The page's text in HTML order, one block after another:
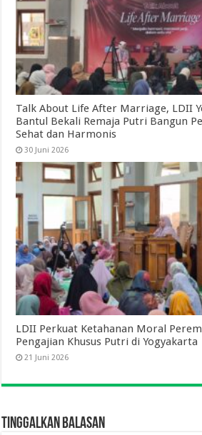
Talk About Life After Marriage, LDII
Bantul Bekali Remaja Putri Bangun
Sehat dan Harmonis
30 Juni 2026
LDII Perkuat Ketahanan Moral
Pengajian Khusus Putri di Yogyakarta
21 Juni 2026
Tinggalkan Balasan